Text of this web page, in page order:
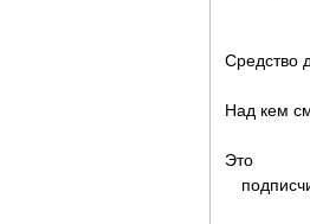
Но
да
Средство
Над кем
Это